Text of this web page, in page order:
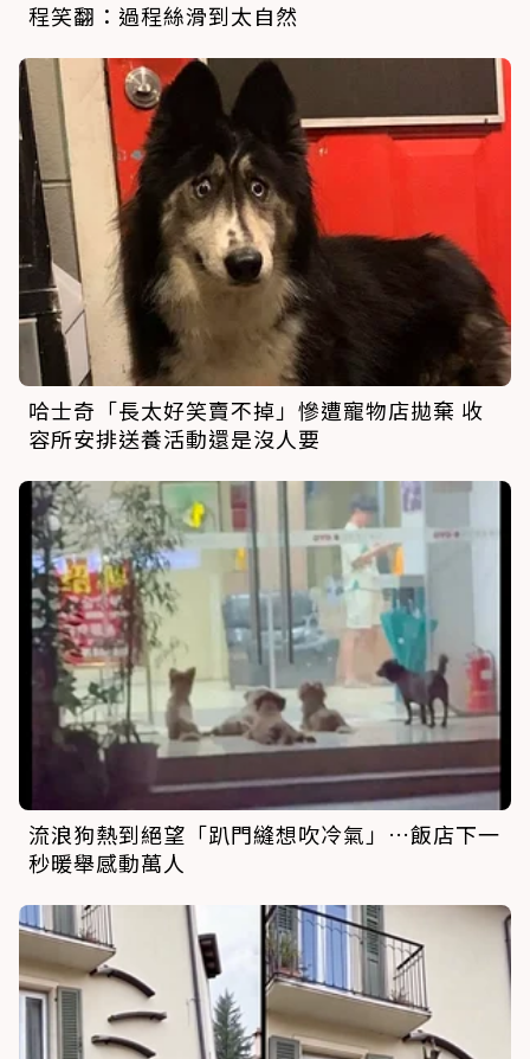
程笑翻：過程絲滑到太自然
哈士奇「長太好笑賣不掉」慘遭寵物店拋棄 收
容所安排送養活動還是沒人要
流浪狗熱到絕望「趴門縫想吹冷氣」…飯店下一
秒暖舉感動萬人